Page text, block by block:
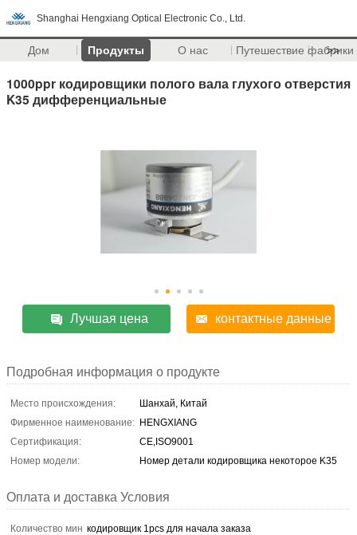
Shanghai Hengxiang Optical Electronic Co., Ltd.
Дом Продукты О нас Путешествие фабрики
>>
1000ppr кодировщики полого вала глухого отверстия
K35 дифференциальные
Лучшая цена контактные данные
Подробная информация о продукте
Место происхождения:
Шанхай, Китай
Фирменное наименование: HENGXIANG
Сертификация:
CE,ISO9001
Номер модели:
Номер детали кодировщика некоторое K35
Оплата и доставка Условия
Количество мин кодировщик 1pcs для начала заказа